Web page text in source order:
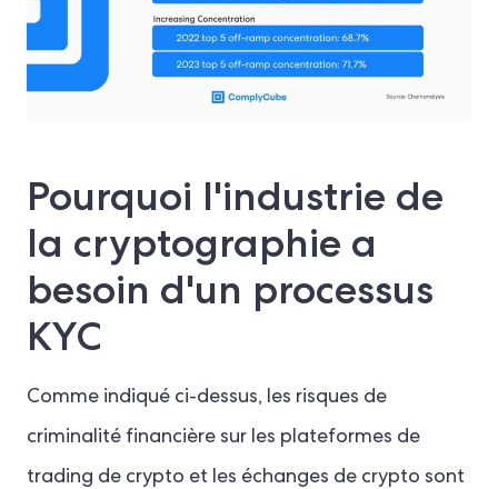
Pourquoi l'industrie de
la cryptographie a
besoin d'un processus
KYC
Comme indiqué ci-dessus, les risques de
criminalité financière sur les plateformes de
trading de crypto et les échanges de crypto sont